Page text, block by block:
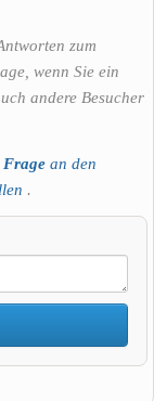
zum
wenn Sie ein
andere Besucher
Frage an den
.